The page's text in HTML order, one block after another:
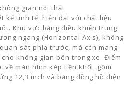
gian nội thất
kế tinh tế, hiện đại với chất liệu
Khu vực bảng điều khiển trung
ngang (Horizontal Axis), không
sát phía trước, mà còn mang
không gian bên trong xe. Điểm
về màn hình kép liền khối, gồm
12,3 inch và bảng đồng hồ điện